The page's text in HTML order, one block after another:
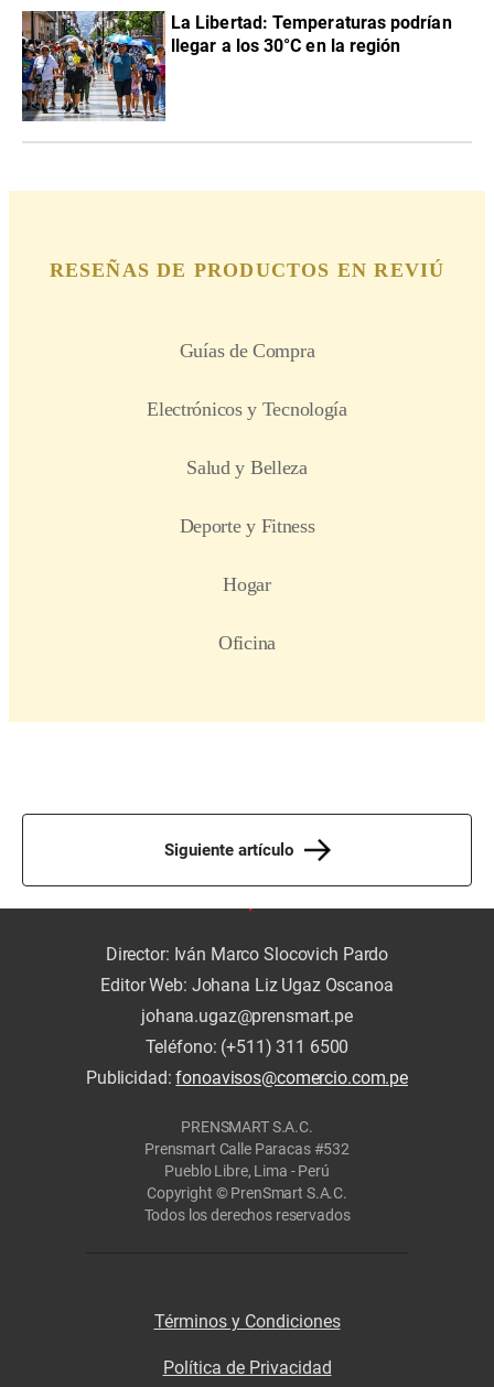
La Libertad: Temperaturas podrían
llegar a los 30°C en la región
Siguiente artículo
Director: Iván Marco Slocovich Pardo
Editor Web: Johana Liz Ugaz Oscanoa
johana.ugaz@prensmart.pe
Teléfono: (+511) 311 6500
Publicidad:fonoavisos@comercio.com.pe
PRENSMART S.A.C.
Prensmart Calle Paracas #532
Pueblo Libre, Lima - Perú
Copyright © PrenSmart S.A.C.
Todos los derechos reservados
Términos y Condiciones
Política de Privacidad